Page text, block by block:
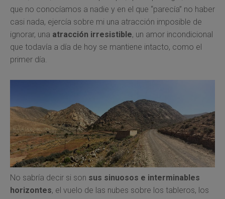
que no conocíamos a nadie y en el que “parecía” no haber
casi nada, ejercía sobre mi una atracción imposible de
ignorar, una atracción irresistible, un amor incondicional
que todavía a día de hoy se mantiene intacto, como el
primer día.
No sabría decir si son sus sinuosos e interminables
horizontes, el vuelo de las nubes sobre los tableros, los